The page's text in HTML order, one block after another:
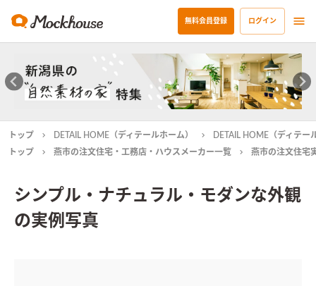
無料会員登録 ログイン
トップ DETAIL HOME（ディテールホーム）
DETAIL HOME（ディテ
トップ
燕市の注文住宅・工務店・ハウスメーカー一覧 燕市の注文住宅
シンプル・ナチュラル・モダンな外観
の実例写真